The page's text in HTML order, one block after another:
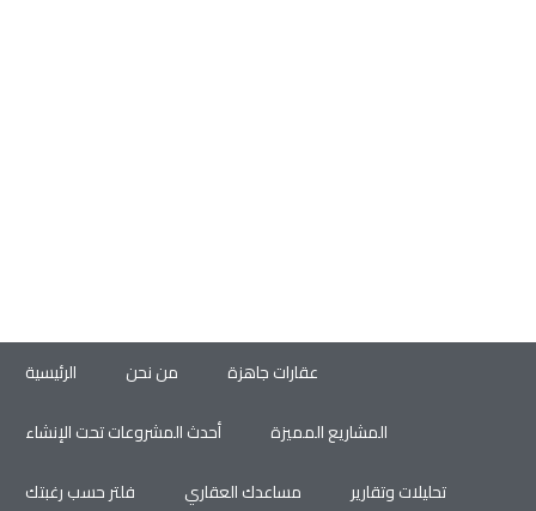
الرئيسية من نحن
عقارات جاهزة
أحدث المشروعات تحت الإنشاء
المشاريع المميزة
فلتر حسب رغبتك
مساعدك العقاري
تحليلات وتقارير